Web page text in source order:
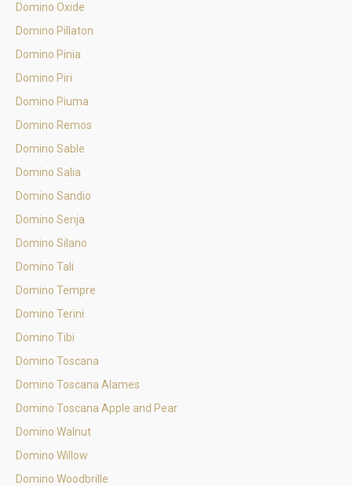
Domino Oxide
Domino Pillaton
Domino Pinia
Domino Piri
Domino Piuma
Domino Remos
Domino Sable
Domino Salia
Domino Sandio
Domino Senja
Domino Silano
Domino Tali
Domino Tempre
Domino Terini
Domino Tibi
Domino Toscana
Domino Toscana Alames
Domino Toscana Apple and Pear
Domino Walnut
Domino Willow
Domino Woodbrille